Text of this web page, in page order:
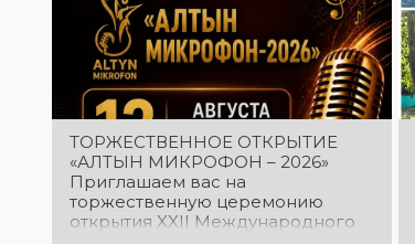
ТОРЖЕСТВЕННОЕ ОТКРЫТИЕ
«АЛТЫН МИКРОФОН – 2026»
Приглашаем вас на
торжественную церемонию
открытия XXII Международного